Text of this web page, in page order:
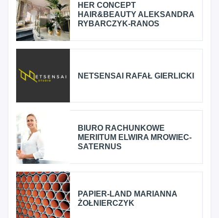
HER CONCEPT
HAIR&BEAUTY ALEKSANDRA
RYBARCZYK-RANOS
NETSENSAI RAFAŁ GIERLICKI
BIURO RACHUNKOWE
MERIITUM ELWIRA MROWIEC-
SATERNUS
PAPIER-LAND MARIANNA
ŻOŁNIERCZYK